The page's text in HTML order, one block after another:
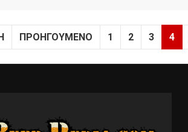
ΠΡΟΗΓΟΎΜΕΝΟ 1 2 3 4